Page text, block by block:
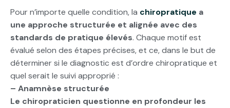
Pour n’importe quelle condition, la chiropratique a
une approche structurée et alignée avec des
standards de pratique élevés. Chaque motif est
évalué selon des étapes précises, et ce, dans le but de
déterminer si le diagnostic est d’ordre chiropratique et
quel serait le suivi approprié :
– Anamnèse structurée
Le chiropraticien questionne en profondeur les